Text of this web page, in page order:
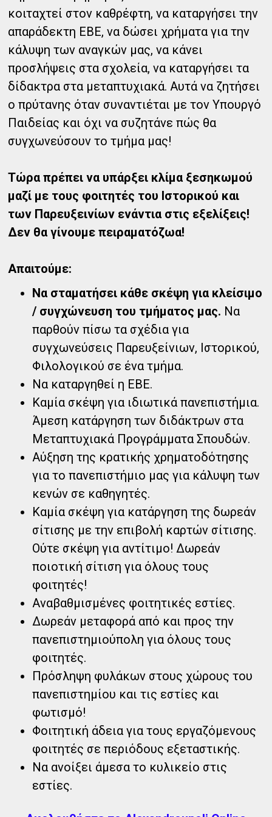
κοιταχτεί στον καθρέφτη, να καταργήσει την
απαράδεκτη ΕΒΕ, να δώσει χρήματα για την
κάλυψη των αναγκών μας, να κάνει
προσλήψεις στα σχολεία, να καταργήσει τα
δίδακτρα στα μεταπτυχιακά. Αυτά να ζητήσει
ο πρύτανης όταν συναντιέται με τον Υπουργό
Παιδείας και όχι να συζητάνε πώς θα
συγχωνεύσουν το τμήμα μας!
Τώρα πρέπει να υπάρξει κλίμα ξεσηκωμού
μαζί με τους φοιτητές του Ιστορικού και
των Παρευξεινίων ενάντια στις εξελίξεις!
Δεν θα γίνουμε πειραματόζωα!
Απαιτούμε:
Να σταματήσει κάθε σκέψη για κλείσιμο
/ συγχώνευση του τμήματος μας. Να
παρθούν πίσω τα σχέδια για
συγχωνεύσεις Παρευξείνιων, Ιστορικού,
Φιλολογικού σε ένα τμήμα.
Να καταργηθεί η ΕΒΕ.
Καμία σκέψη για ιδιωτικά πανεπιστήμια.
Άμεση κατάργηση των διδάκτρων στα
Μεταπτυχιακά Προγράμματα Σπουδών.
Αύξηση της κρατικής χρηματοδότησης
για το πανεπιστήμιο μας για κάλυψη των
κενών σε καθηγητές.
Καμία σκέψη για κατάργηση της δωρεάν
σίτισης με την επιβολή καρτών σίτισης.
Ούτε σκέψη για αντίτιμο! Δωρεάν
ποιοτική σίτιση για όλους τους
φοιτητές!
Αναβαθμισμένες φοιτητικές εστίες.
Δωρεάν μεταφορά από και προς την
πανεπιστημιούπολη για όλους τους
φοιτητές.
Πρόσληψη φυλάκων στους χώρους του
πανεπιστημίου και τις εστίες και
φωτισμό!
Φοιτητική άδεια για τους εργαζόμενους
φοιτητές σε περιόδους εξεταστικής.
Να ανοίξει άμεσα το κυλικείο στις
εστίες.